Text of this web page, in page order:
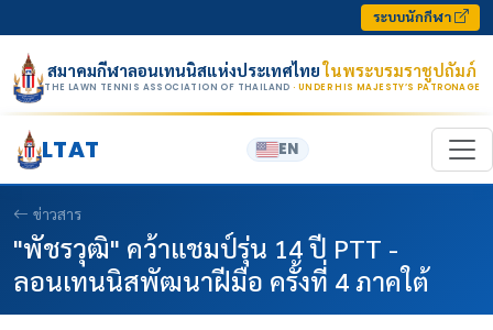
ระบบนักกีฬา
สมาคมกีฬาลอนเทนนิสแห่งประเทศไทยในพระบรมราชูปถัมภ์
THE LAWN TENNIS ASSOCIATION OF THAILAND · UNDER HIS MAJESTY’S PATRONAGE
LTAT EN
ข่าวสาร
"พัชรวุฒิ" คว้าแชมป์รุ่น 14 ปี PTT -
ลอนเทนนิสพัฒนาฝีมือ ครั้งที่ 4 ภาคใต้